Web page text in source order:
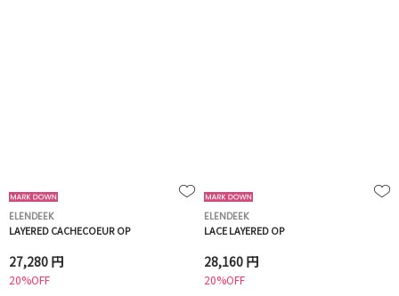
ELENDEEK
LAYERED CACHECOEUR OP
27,280 円
20%OFF
ELENDEEK
LACE LAYERED OP
28,160 円
20%OFF